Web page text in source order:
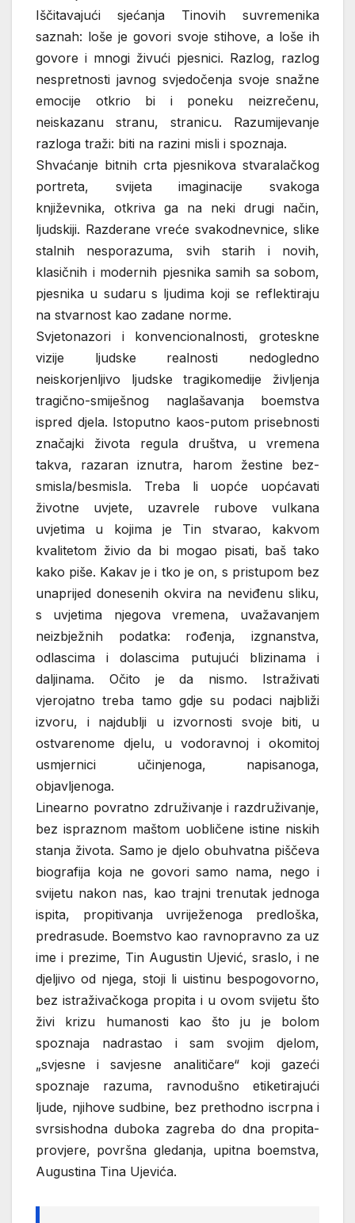
Iščitavajući sjećanja Tinovih suvremenika
saznah: loše je govori svoje stihove, a loše ih
govore i mnogi živući pjesnici. Razlog, razlog
nespretnosti javnog svjedočenja svoje snažne
emocije otkrio bi i poneku neizrečenu,
neiskazanu stranu, stranicu. Razumijevanje
razloga traži: biti na razini misli i spoznaja.
Shvaćanje bitnih crta pjesnikova stvaralačkog
portreta, svijeta imaginacije svakoga
književnika, otkriva ga na neki drugi način,
ljudskiji. Razderane vreće svakodnevnice, slike
stalnih nesporazuma, svih starih i novih,
klasičnih i modernih pjesnika samih sa sobom,
pjesnika u sudaru s ljudima koji se reflektiraju
na stvarnost kao zadane norme.
Svjetonazori i konvencionalnosti, groteskne
vizije ljudske realnosti nedogledno
neiskorjenljivo ljudske tragikomedije življenja
tragično-smiješnog naglašavanja boemstva
ispred djela. Istoputno kaos-putom prisebnosti
značajki života regula društva, u vremena
takva, razaran iznutra, harom žestine bez-
smisla/besmisla. Treba li uopće uopćavati
životne uvjete, uzavrele rubove vulkana
uvjetima u kojima je Tin stvarao, kakvom
kvalitetom živio da bi mogao pisati, baš tako
kako piše. Kakav je i tko je on, s pristupom bez
unaprijed donesenih okvira na neviđenu sliku,
s uvjetima njegova vremena, uvažavanjem
neizbježnih podatka: rođenja, izgnanstva,
odlascima i dolascima putujući blizinama i
daljinama. Očito je da nismo. Istraživati
vjerojatno treba tamo gdje su podaci najbliži
izvoru, i najdublji u izvornosti svoje biti, u
ostvarenome djelu, u vodoravnoj i okomitoj
usmjernici učinjenoga, napisanoga,
objavljenoga.
Linearno povratno združivanje i razdruživanje,
bez ispraznom maštom uobličene istine niskih
stanja života. Samo je djelo obuhvatna piščeva
biografija koja ne govori samo nama, nego i
svijetu nakon nas, kao trajni trenutak jednoga
ispita, propitivanja uvriježenoga predloška,
predrasude. Boemstvo kao ravnopravno za uz
ime i prezime, Tin Augustin Ujević, sraslo, i ne
djeljivo od njega, stoji li uistinu bespogovorno,
bez istraživačkoga propita i u ovom svijetu što
živi krizu humanosti kao što ju je bolom
spoznaja nadrastao i sam svojim djelom,
„svjesne i savjesne analitičare“ koji gazeći
spoznaje razuma, ravnodušno etiketirajući
ljude, njihove sudbine, bez prethodno iscrpna i
svrsishodna duboka zagreba do dna propita-
provjere, površna gledanja, upitna boemstva,
Augustina Tina Ujevića.